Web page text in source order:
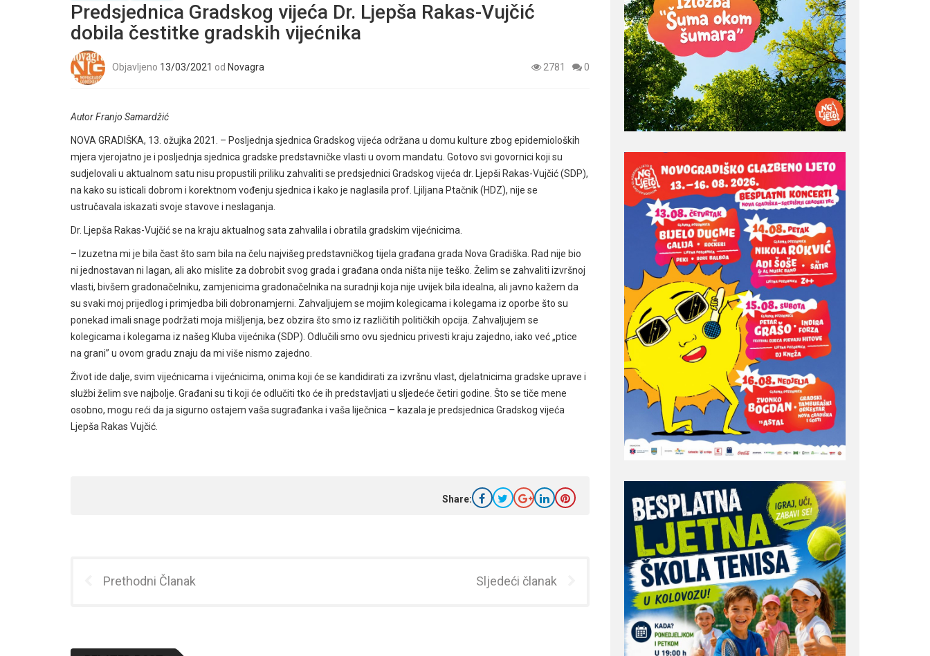
Predsjednica Gradskog vijeća Dr. Ljepša Rakas-Vujčić
dobila čestitke gradskih vijećnika
Objavljeno 13/03/2021 od Novagra 2781 0
Autor Franjo Samardžić
NOVA GRADIŠKA, 13. ožujka 2021. – Posljednja sjednica Gradskog vijeća održana u domu kulture zbog epidemioloških
mjera vjerojatno je i posljednja sjednica gradske predstavničke vlasti u ovom mandatu. Gotovo svi govornici koji su
sudjelovali u aktualnom satu nisu propustili priliku zahvaliti se predsjednici Gradskog vijeća dr. Ljepši Rakas-Vujčić (SDP),
na kako su isticali dobrom i korektnom vođenju sjednica i kako je naglasila prof. Ljiljana Ptačnik (HDZ), nije se
ustručavala iskazati svoje stavove i neslaganja.
Dr. Ljepša Rakas-Vujčić se na kraju aktualnog sata zahvalila i obratila gradskim vijećnicima.
– Izuzetna mi je bila čast što sam bila na čelu najvišeg predstavničkog tijela građana grada Nova Gradiška. Rad nije bio
ni jednostavan ni lagan, ali ako mislite za dobrobit svog grada i građana onda ništa nije teško. Želim se zahvaliti izvršnoj
vlasti, bivšem gradonačelniku, zamjenicima gradonačelnika na suradnji koja nije uvijek bila idealna, ali javno kažem da
su svaki moj prijedlog i primjedba bili dobronamjerni. Zahvaljujem se mojim kolegicama i kolegama iz oporbe što su
ponekad imali snage podržati moja mišljenja, bez obzira što smo iz različitih političkih opcija. Zahvaljujem se
kolegicama i kolegama iz našeg Kluba vijećnika (SDP). Odlučili smo ovu sjednicu privesti kraju zajedno, iako već „ptice
na grani” u ovom gradu znaju da mi više nismo zajedno.
Život ide dalje, svim vijećnicama i vijećnicima, onima koji će se kandidirati za izvršnu vlast, djelatnicima gradske uprave i
službi želim sve najbolje. Građani su ti koji će odlučiti tko će ih predstavljati u sljedeće četiri godine. Što se tiče mene
osobno, mogu reći da ja sigurno ostajem vaša sugrađanka i vaša liječnica – kazala je predsjednica Gradskog vijeća
Ljepša Rakas Vujčić.
Share:
Prethodni Članak Sljedeći članak